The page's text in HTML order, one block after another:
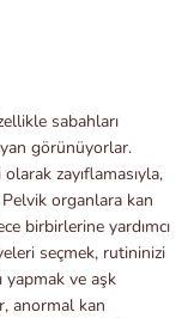
sabahları
görünüyorlar.
zayıflamasıyla,
organlara kan
birbirlerine yardımcı
seçmek, rutininizi
yapmak ve aşk
anormal kan